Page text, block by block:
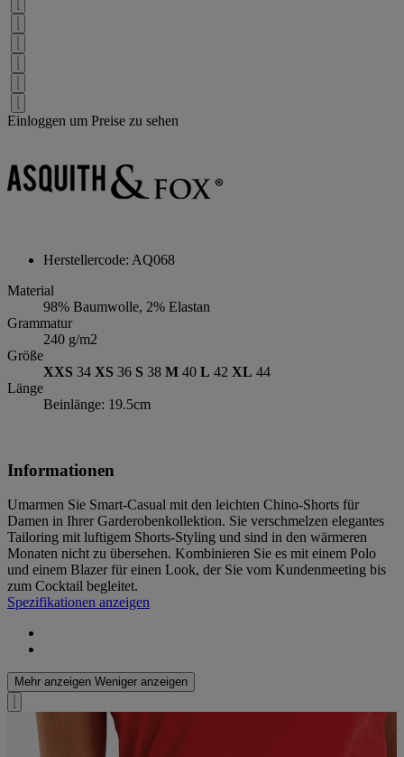
Einloggen um Preise zu sehen
Herstellercode: AQ068
Material
98% Baumwolle, 2% Elastan
Grammatur
240 g/m2
Größe
XXS 34 XS 36 S 38 M 40 L 42 XL 44
Länge
Beinlänge: 19.5cm
Informationen
Umarmen Sie Smart-Casual mit den leichten Chino-Shorts für
Damen in Ihrer Garderobenkollektion. Sie verschmelzen elegantes
Tailoring mit luftigem Shorts-Styling und sind in den wärmeren
Monaten nicht zu übersehen. Kombinieren Sie es mit einem Polo
und einem Blazer für einen Look, der Sie vom Kundenmeeting bis
zum Cocktail begleitet.
Spezifikationen anzeigen
Mehr anzeigen Weniger anzeigen